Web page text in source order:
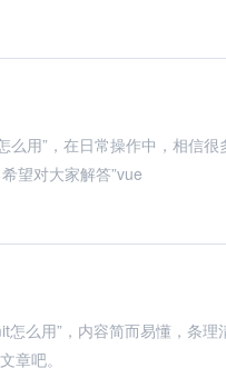
么用”，在日常操作中，相信
望对大家解答”vue
怎么用”，内容简而易懂，条
章吧。